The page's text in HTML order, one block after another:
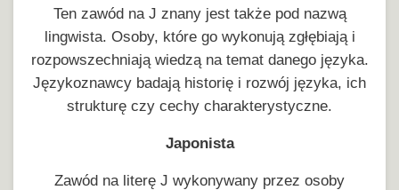
Ten zawód na J znany jest także pod nazwą
lingwista. Osoby, które go wykonują zgłębiają i
rozpowszechniają wiedzą na temat danego języka.
Językoznawcy badają historię i rozwój języka, ich
strukturę czy cechy charakterystyczne.
Japonista
Zawód na literę J wykonywany przez osoby